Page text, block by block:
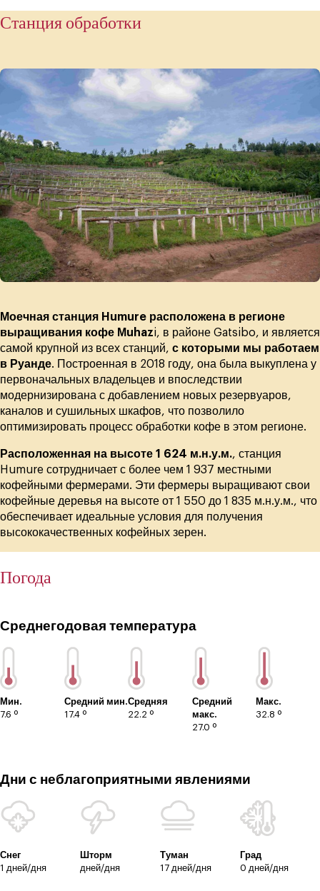
Станция обработки
Моечная станция Humure расположена в регионе
выращивания кофе Мuhazi, в районе Gatsibo, и является
самой крупной из всех станций, с которыми мы работаем
в Руанде. Построенная в 2018 году, она была выкуплена у
первоначальных владельцев и впоследствии
модернизирована с добавлением новых резервуаров,
каналов и сушильных шкафов, что позволило
оптимизировать процесс обработки кофе в этом регионе.
Расположенная на высоте 1 624 м.н.у.м., станция
Humure сотрудничает с более чем 1 937 местными
кофейными фермерами. Эти фермеры выращивают свои
кофейные деревья на высоте от 1 550 до 1 835 м.н.у.м., что
обеспечивает идеальные условия для получения
высококачественных кофейных зерен.
Погода
Среднегодовая температура
Мин.
7.6 º
Средний мин.
17.4 º
Средняя
22.2 º
Средний
макс.
27.0 º
Макс.
32.8 º
Дни с неблагоприятными явлениями
Снег
1 дней/дня
Шторм
дней/дня
Туман
17 дней/дня
Град
0 дней/дня